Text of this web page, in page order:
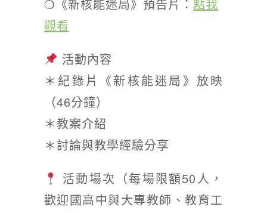
❍《新核能迷局》預告片： 點我
觀看
活動內容
＊紀錄片《新核能迷局》放映
（46分鐘）
＊教案介紹
＊討論與教學經驗分享
活動場次（每場限額50人，
歡迎國高中與大專教師、教育工